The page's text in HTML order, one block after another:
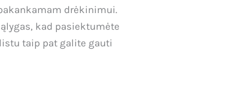
drėkinimui.
kad pasiektumėte
taip pat galite gauti